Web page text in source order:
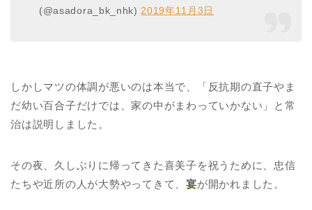
(@asadora_bk_nhk) 2019年11月3日
しかしマツの体調が悪いのは本当で、「反抗期の直子やま
だ幼い百合子だけでは、家の中がまわっていかない」と常
治は説明しました。
その夜、久しぶりに帰ってきた喜美子を祝うために、忠信
たちや近所の人が大勢やってきて、宴が開かれました。